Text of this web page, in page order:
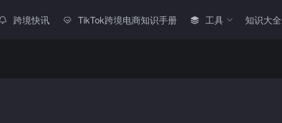
跨境快讯 TikTok跨境电商知识手册 工具 知识大全